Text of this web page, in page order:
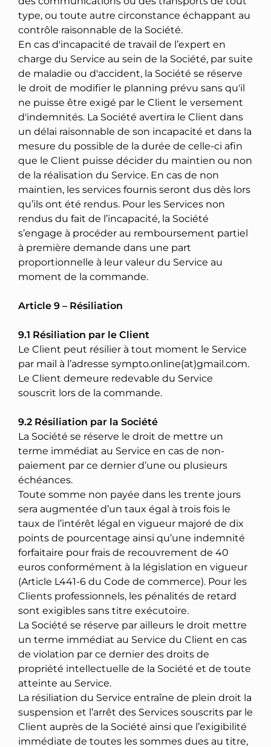
type, ou toute autre circonstance échappant au
contrôle raisonnable de la Société.
En cas d'incapacité de travail de l’expert en
charge du Service au sein de la Société, par suite
de maladie ou d'accident, la Société se réserve
le droit de modifier le planning prévu sans qu'il
ne puisse être exigé par le Client le versement
d'indemnités. La Société avertira le Client dans
un délai raisonnable de son incapacité et dans la
mesure du possible de la durée de celle-ci afin
que le Client puisse décider du maintien ou non
de la réalisation du Service. En cas de non
maintien, les services fournis seront dus dès lors
qu’ils ont été rendus. Pour les Services non
rendus du fait de l’incapacité, la Société
s’engage à procéder au remboursement partiel
à première demande dans une part
proportionnelle à leur valeur du Service au
moment de la commande.
Article 9 – Résiliation
9.1 Résiliation par le Client
Le Client peut résilier à tout moment le Service
par mail à l’adresse sympto.online(at)gmail.com.
Le Client demeure redevable du Service
souscrit lors de la commande.
9.2 Résiliation par la Société
La Société se réserve le droit de mettre un
terme immédiat au Service en cas de non-
paiement par ce dernier d’une ou plusieurs
échéances.
Toute somme non payée dans les trente jours
sera augmentée d’un taux égal à trois fois le
taux de l’intérêt légal en vigueur majoré de dix
points de pourcentage ainsi qu’une indemnité
forfaitaire pour frais de recouvrement de 40
euros conformément à la législation en vigueur
(Article L441-6 du Code de commerce). Pour les
Clients professionnels, les pénalités de retard
sont exigibles sans titre exécutoire.
La Société se réserve par ailleurs le droit mettre
un terme immédiat au Service du Client en cas
de violation par ce dernier des droits de
propriété intellectuelle de la Société et de toute
atteinte au Service.
La résiliation du Service entraîne de plein droit la
suspension et l’arrêt des Services souscrits par le
Client auprès de la Société ainsi que l’exigibilité
immédiate de toutes les sommes dues au titre,